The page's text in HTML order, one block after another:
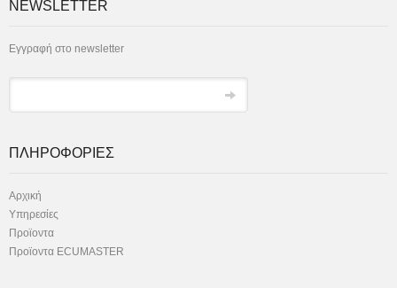
NEWSLETTER
Εγγραφή στο newsletter
ΠΛΗΡΟΦΟΡΙΕΣ
Αρχική
Υπηρεσίες
Προϊοντα
Προϊοντα ECUMASTER